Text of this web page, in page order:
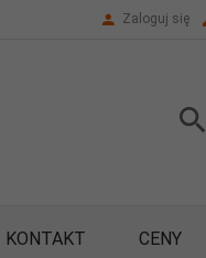
Zaloguj się
KONTAKT CENY